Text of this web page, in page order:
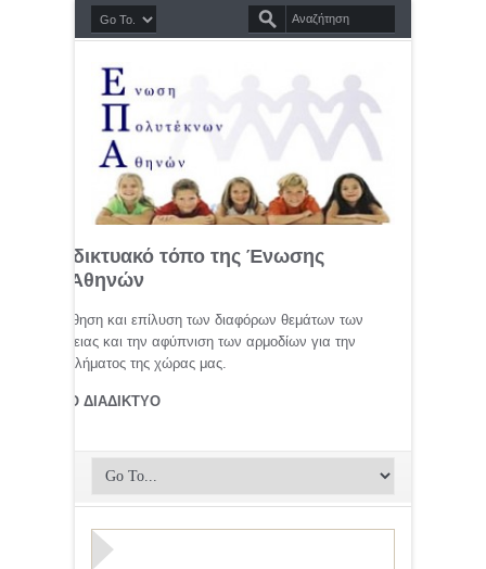
διαδικτυακό τόπο της Ένωσης
Αθηνών
προώθηση και επίλυση των διαφόρων θεμάτων των
οικογένειας και την αφύπνιση των αρμοδίων για την
προβλήματος της χώρας μας.
ΣΤΟ ΔΙΑΔΙΚΤΥΟ